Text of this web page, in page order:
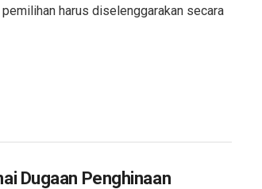
harus diselenggarakan secara
Dugaan Penghinaan